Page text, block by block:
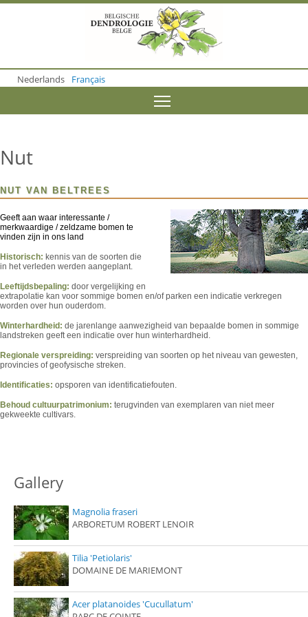
o
m
n
n
Nederlands Français
Nut
NUT VAN BELTREES
Geeft aan waar interessante /
merkwaardige / zeldzame bomen te
vinden zijn in ons land
Historisch: kennis van de soorten die
in het verleden werden aangeplant.
Leeftijdsbepaling: door vergelijking en
extrapolatie kan voor sommige bomen en/of parken een indicatie verkregen
worden over hun ouderdom.
Winterhardheid: de jarenlange aanwezigheid van bepaalde bomen in sommige
landstreken geeft een indicatie over hun winterhardheid.
Regionale verspreiding: verspreiding van soorten op het niveau van gewesten,
provincies of geofysische streken.
Identificaties: opsporen van identificatiefouten.
Behoud cultuurpatrimonium: terugvinden van exemplaren van niet meer
gekweekte cultivars.
Gallery
Magnolia fraseri
ARBORETUM ROBERT LENOIR
Tilia 'Petiolaris'
DOMAINE DE MARIEMONT
Acer platanoides 'Cucullatum'